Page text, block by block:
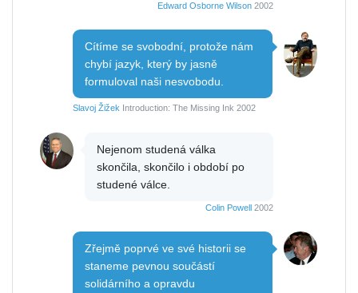
Edward Osborne Wilson 2002
Cítíme se svobodní, protože nám
chybí jazyk, který by jasně
formuloval naši nesvobodu.
Slavoj Žižek Introduction: The Missing Ink 2002
Nejenom studená válka
skončila, skončilo i období po
studené válce.
Colin Powell 2002
Zřejmě poprvé ve své historii se
staneme pevnou součástí
solidárního a opravdu